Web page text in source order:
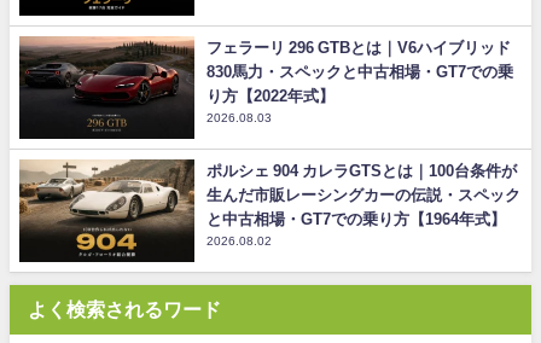
フェラーリ 296 GTBとは｜V6ハイブリッド
830馬力・スペックと中古相場・GT7での乗
り方【2022年式】
2026.08.03
ポルシェ 904 カレラGTSとは｜100台条件が
生んだ市販レーシングカーの伝説・スペック
と中古相場・GT7での乗り方【1964年式】
2026.08.02
よく検索されるワード